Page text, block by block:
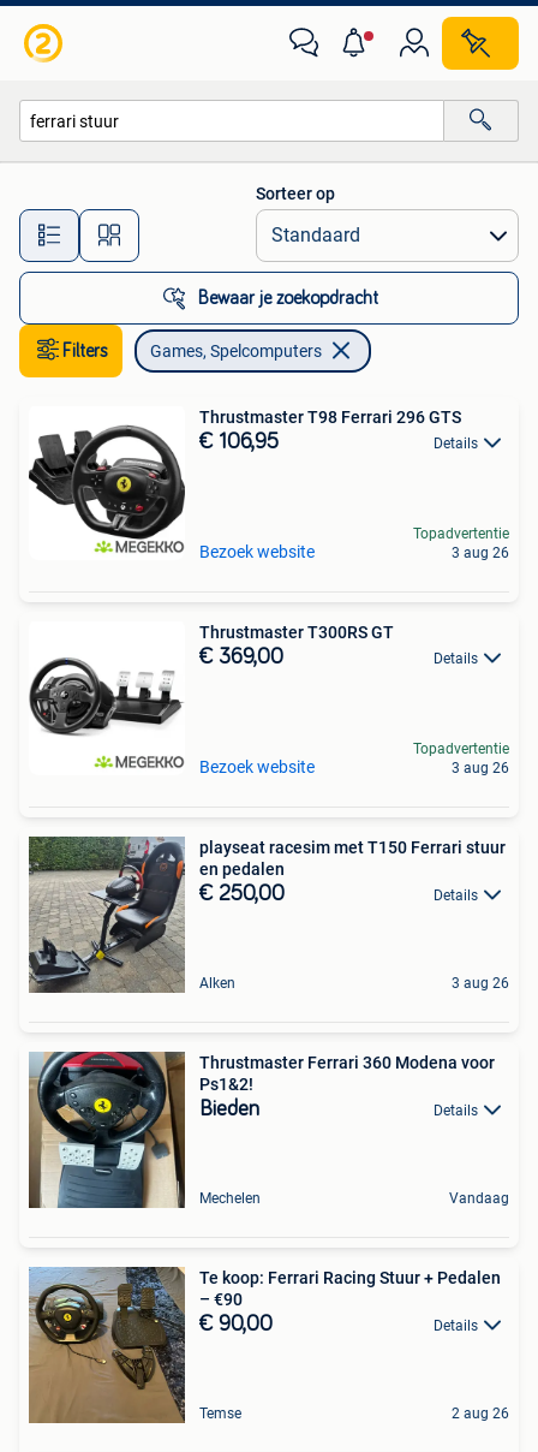
Alle afstanden…
Sorteer op
Bewaar je zoekopdracht
Filters Games, Spelcomputers
Thrustmaster T98 Ferrari 296 GTS
€ 106,95 Details
Bezoek website
Topadvertentie
3 aug 26
Thrustmaster T300RS GT
€ 369,00 Details
Bezoek website
Topadvertentie
3 aug 26
playseat racesim met T150 Ferrari stuur
en pedalen
€ 250,00 Details
Alken 3 aug 26
Thrustmaster Ferrari 360 Modena voor
Ps1&2!
Bieden Details
Mechelen Vandaag
Te koop: Ferrari Racing Stuur + Pedalen
– €90
€ 90,00 Details
Temse 2 aug 26